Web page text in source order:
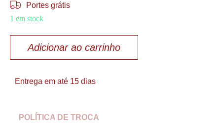
Portes grátis
1 em stock
Adicionar ao carrinho
Entrega em até 15 dias
POLÍTICA DE TROCA